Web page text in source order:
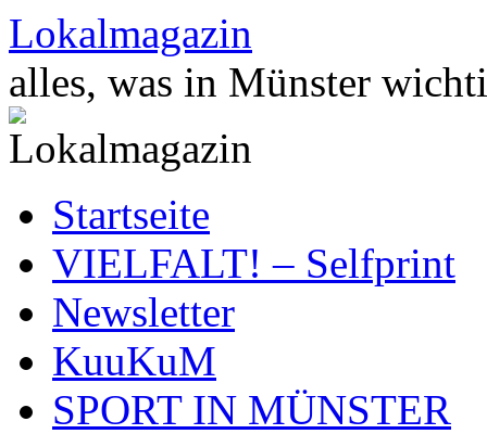
Zum
Inhalt
springen
Lokalmagazin
alles, was in Münster
Startseite
VIELFALT! – Selfprint
Newsletter
KuuKuM
SPORT IN MÜNSTER